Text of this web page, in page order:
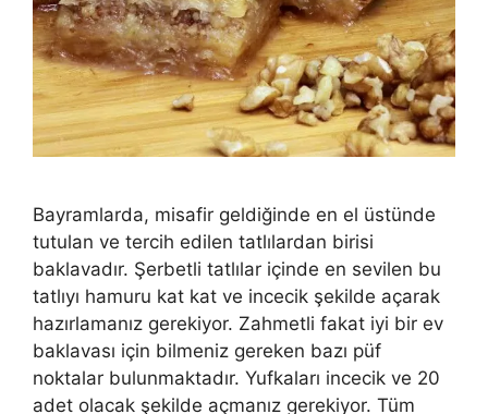
Bayramlarda, misafir geldiğinde en el üstünde
tutulan ve tercih edilen tatlılardan birisi
baklavadır. Şerbetli tatlılar içinde en sevilen bu
tatlıyı hamuru kat kat ve incecik şekilde açarak
hazırlamanız gerekiyor. Zahmetli fakat iyi bir ev
baklavası için bilmeniz gereken bazı püf
noktalar bulunmaktadır. Yufkaları incecik ve 20
adet olacak şekilde açmanız gerekiyor. Tüm